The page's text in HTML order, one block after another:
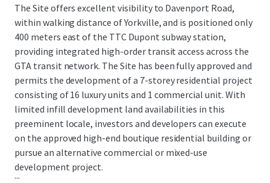
The Site offers excellent visibility to Davenport Road,
within walking distance of Yorkville, and is posi­tioned only
400 meters east of the TTC Dupont subway station,
providing integrated high-order transit access across the
GTA transit network. The Site has been fully approved and
permits the development of a 7-storey residential project
consisting of 16 luxury units and 1 commercial unit. With
limited infill development land availabilities in this
preeminent locale, investors and developers can execute
on the approved high-end boutique residential building or
pursue an alternative commercial or mixed-use
development project.
...